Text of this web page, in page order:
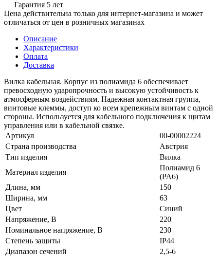
Гарантия 5 лет
Цена действительна только для интернет-магазина и может
отличаться от цен в розничных магазинах
Описание
Характеристики
Оплата
Доставка
Вилка кабельная. Корпус из полиамида 6 обеспечивает
превосходную ударопрочность и высокую устойчивость к
атмосферным воздействиям. Надежная контактная группа,
винтовые клеммы, доступ ко всем крепежным винтам с одной
стороны. Используется для кабельного подключения к щитам
управления или в кабельной связке.
Артикул
00-00002224
Страна производства
Австрия
Тип изделия
Вилка
Материал изделия
Полиамид 6
(PA6)
Длина, мм
150
Ширина, мм
63
Цвет
Синий
Напряжение, В
220
Номинальное напряжение, В
230
Степень защиты
IP44
Диапазон сечений
2,5-6